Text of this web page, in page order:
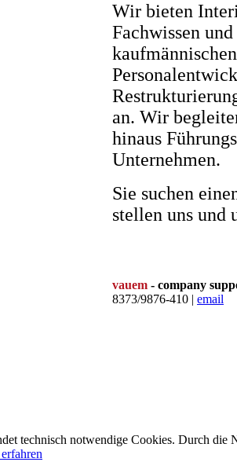
Wir bieten
Fachwissen
an. Wir
hinaus
Unternehmen.
Sie suchen
stellen uns und
vauem - company
8373/9876-410 | email
technisch notwendige Cookies. Durch die